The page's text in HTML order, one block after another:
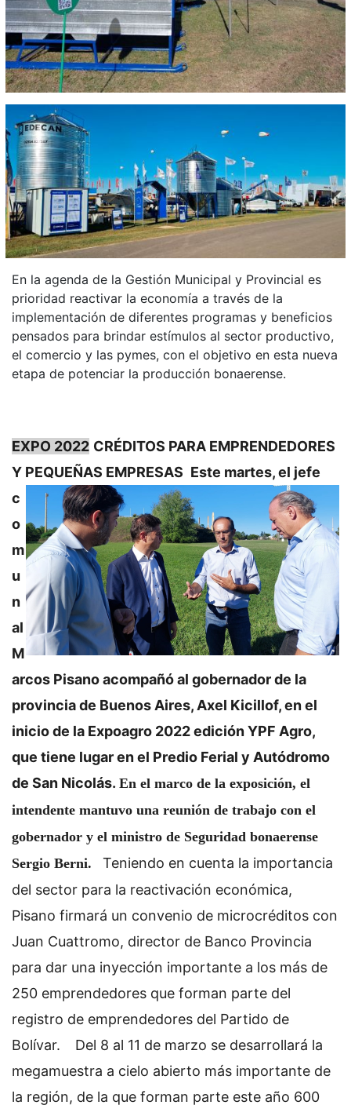
En la agenda de la Gestión Municipal y Provincial es
prioridad reactivar la economía a través de la
implementación de diferentes programas y beneficios
pensados para brindar estímulos al sector productivo,
el comercio y las pymes, con el objetivo en esta nueva
etapa de potenciar la producción bonaerense.
EXPO 2022 CRÉDITOS PARA EMPRENDEDORES
Y PEQUEÑAS EMPRESAS Este martes, el jefe
c
o
m
u
n
al
M
arcos Pisano acompañó al gobernador de la
provincia de Buenos Aires, Axel Kicillof, en el
inicio de la Expoagro 2022 edición YPF Agro,
que tiene lugar en el Predio Ferial y Autódromo
de San Nicolás. En el marco de la exposición, el
intendente mantuvo una reunión de trabajo con el
gobernador y el ministro de Seguridad bonaerense
Sergio Berni.
Teniendo en cuenta la importancia
del sector para la reactivación económica,
Pisano firmará un convenio de microcréditos con
Juan Cuattromo, director de Banco Provincia
para dar una inyección importante a los más de
250 emprendedores que forman parte del
registro de emprendedores del Partido de
Bolívar.
Del 8 al 11 de marzo se desarrollará la
megamuestra a cielo abierto más importante de
la región, de la que forman parte este año 600